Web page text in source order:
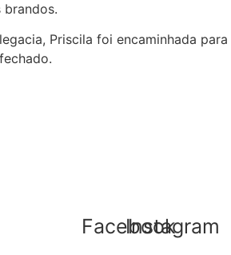
Priscila foi encaminhada
Facebook
Instagram